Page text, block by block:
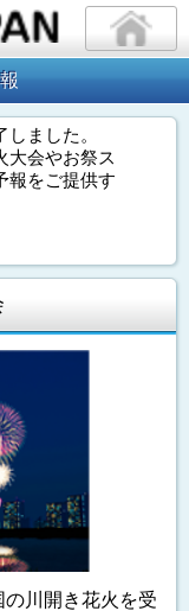
ました。
大会やお祭ス
報をご提供す
川開き花火を受